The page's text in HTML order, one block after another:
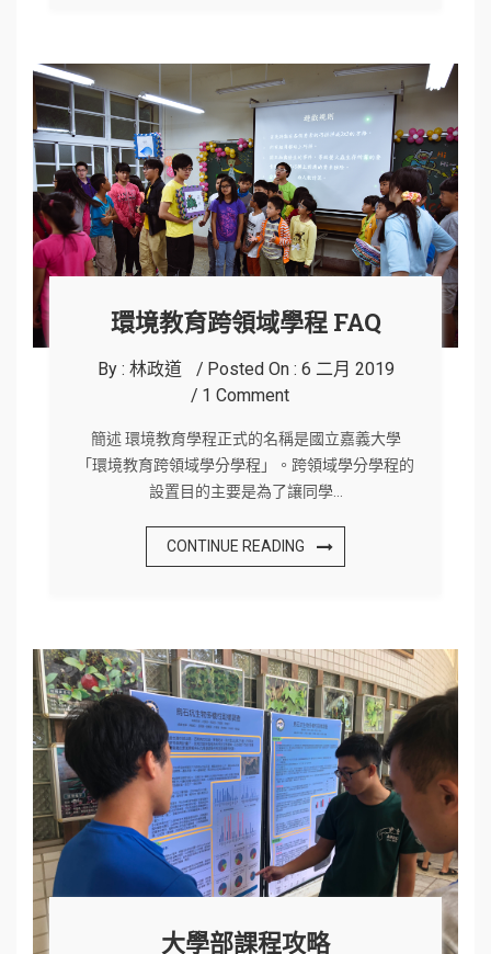
環境教育跨領域學程 FAQ
By : 林政道 Posted On : 6 二月 2019
1 Comment
簡述 環境教育學程正式的名稱是國立嘉義大學
「環境教育跨領域學分學程」。跨領域學分學程的
設置目的主要是為了讓同學…
CONTINUE READING
大學部課程攻略